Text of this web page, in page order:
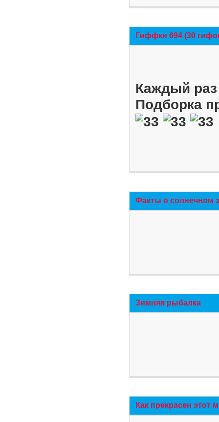
Гиффки 694 (30
Каждый
Подборка
Факты о солнечном
Зимняя рыбалка
Как прекрасен этот